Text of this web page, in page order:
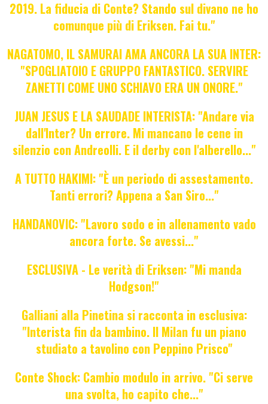
2019. La fiducia di Conte? Stando sul divano ne ho
comunque più di Eriksen. Fai tu."
NAGATOMO, IL SAMURAI AMA ANCORA LA SUA INTER:
"SPOGLIATOIO E GRUPPO FANTASTICO. SERVIRE
ZANETTI COME UNO SCHIAVO ERA UN ONORE."
JUAN JESUS E LA SAUDADE INTERISTA: "Andare via
dall'Inter? Un errore. Mi mancano le cene in
silenzio con Andreolli. E il derby con l'alberello..."
A TUTTO HAKIMI: "È un periodo di assestamento.
Tanti errori? Appena a San Siro..."
HANDANOVIC: "Lavoro sodo e in allenamento vado
ancora forte. Se avessi..."
ESCLUSIVA - Le verità di Eriksen: "Mi manda
Hodgson!"
Galliani alla Pinetina si racconta in esclusiva:
"Interista fin da bambino. Il Milan fu un piano
studiato a tavolino con Peppino Prisco"
Conte Shock: Cambio modulo in arrivo. "Ci serve
una svolta, ho capito che..."